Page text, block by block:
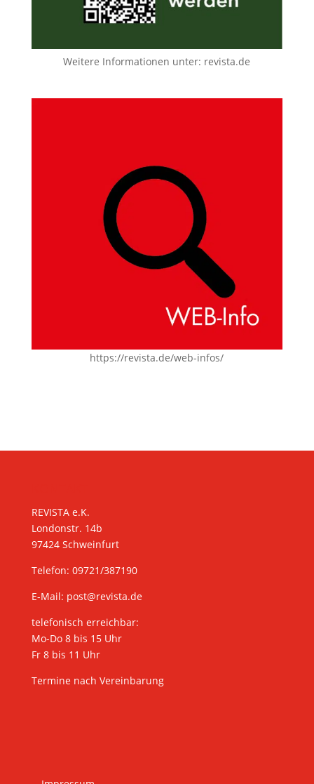
Weitere Informationen unter: revista.de
https://revista.de/web-infos/
REVISTA e.K.
Londonstr. 14b
97424 Schweinfurt
Telefon: 09721/387190
E-Mail: post@revista.de
telefonisch erreichbar:
Mo-Do 8 bis 15 Uhr
Fr 8 bis 11 Uhr
Termine nach Vereinbarung